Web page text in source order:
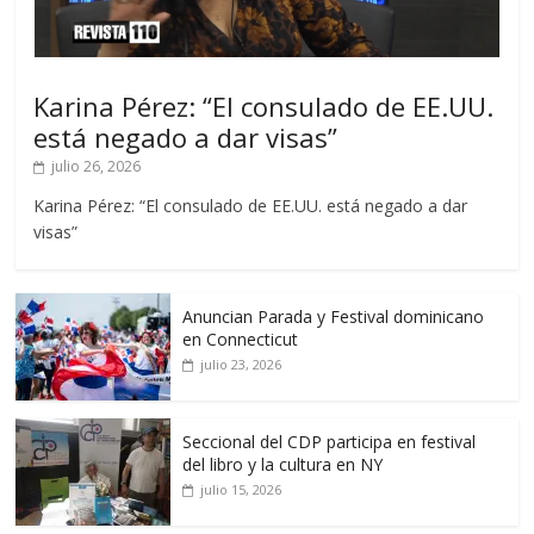
Karina Pérez: “El consulado de EE.UU.
está negado a dar visas”
julio 26, 2026
Karina Pérez: “El consulado de EE.UU. está negado a dar
visas”
Anuncian Parada y Festival dominicano
en Connecticut
julio 23, 2026
Seccional del CDP participa en festival
del libro y la cultura en NY
julio 15, 2026